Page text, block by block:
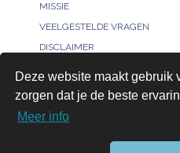
Deze website maakt gebruik
zorgen dat je de beste
Meer info
MISSIE
VEELGESTELDE VRAGEN
DISCLAIMER